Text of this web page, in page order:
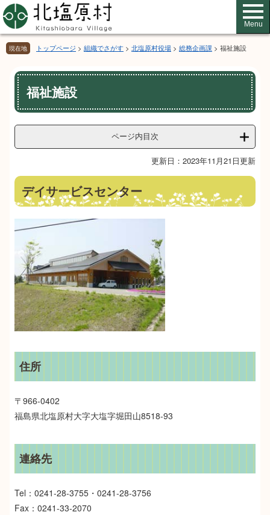
ペ
ー
ジ
の
先
メ
ニ
ュ
ー
を
Menu
現在地 トップページ > 組織でさがす > 北塩原村役場 > 総務企画課 > 福祉施設
本
文
福祉施設
ページ内目次
更新日：2023年11月21日更新
​デイサービスセンター
住所
〒966-0402
福島県北塩原村大字大塩字堀田山8518-93
連絡先
Tel：0241-28-3755・0241-28-3756
​Fax：0241-33-2070